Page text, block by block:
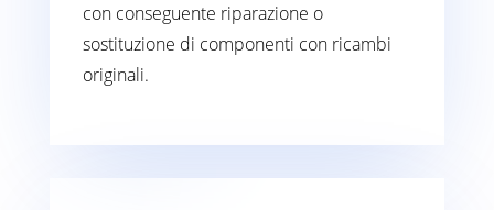
con conseguente riparazione o
sostituzione di componenti con ricambi
originali.